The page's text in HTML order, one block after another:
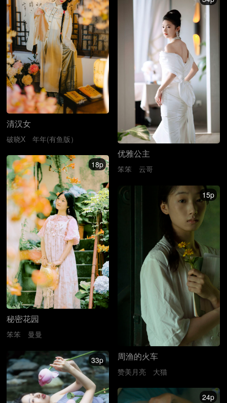
清汉女
破晓X 年年(有鱼版）
优雅公主
笨笨 云哥
18p
秘密花园
笨笨 曼曼
15p
周渔的火车
赞美月亮 大猫
33p
24p